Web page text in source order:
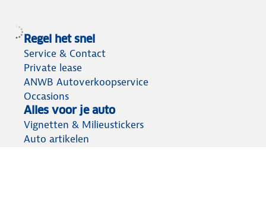
Regel het snel
Service & Contact
Private lease
ANWB Autoverkoopservice
Occasions
Alles voor je auto
Vignetten & Milieustickers
Auto artikelen